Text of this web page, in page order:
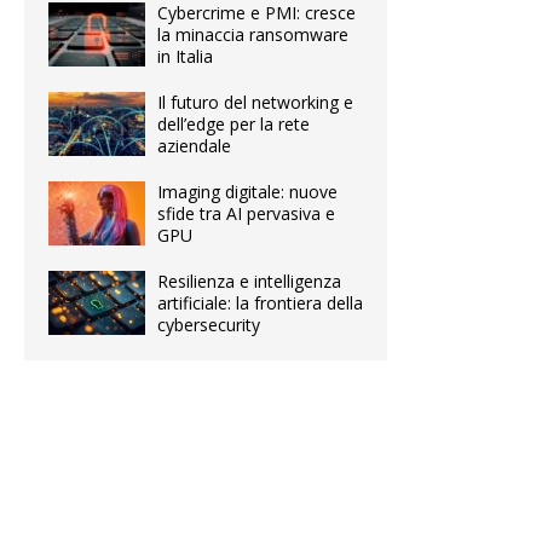
Cybercrime e PMI: cresce
la minaccia ransomware
in Italia
Il futuro del networking e
dell’edge per la rete
aziendale
Imaging digitale: nuove
sfide tra AI pervasiva e
GPU
Resilienza e intelligenza
artificiale: la frontiera della
cybersecurity